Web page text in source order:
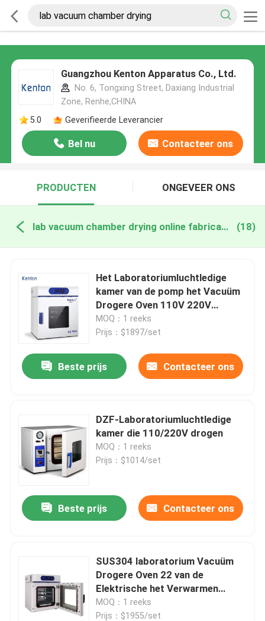
Guangzhou Kenton Apparatus Co., Ltd.
No. 6, Tongxing Street, Daxiang Industrial
Zone, Renhe,CHINA
5.0
Geverifieerde Leverancier
Bel nu Contacteer ons
PRODUCTEN ONGEVEER ONS
lab vacuum chamber drying online fabricage (18)
Het Laboratoriumluchtledige
kamer van de pomp het Vacuüm
Drogere Oven 110V 220V
Drogen
MOQ：1 reeks
Prijs：$1897/set
Beste prijs Contacteer ons
DZF-Laboratoriumluchtledige
kamer die 110/220V drogen
MOQ：1 reeks
Prijs：$1014/set
Beste prijs Contacteer ons
SUS304 laboratorium Vacuüm
Drogere Oven 22 van de
Elektrische het Verwarmen
Vacuüm Hete Luchtliter Oven
MOQ：1 reeks
Prijs：$1955/set